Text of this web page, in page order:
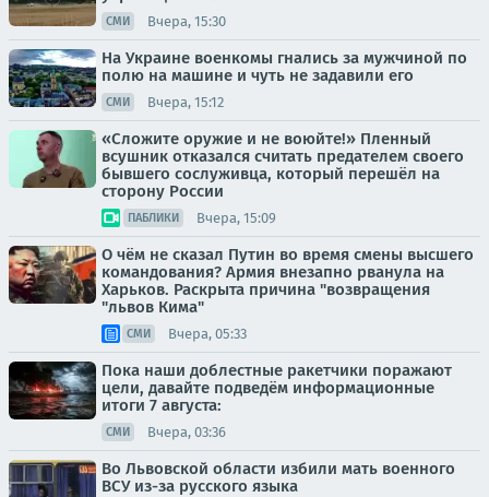
СМИ Вчера, 15:30
На Украине военкомы гнались за мужчиной по
полю на машине и чуть не задавили его
СМИ Вчера, 15:12
«Сложите оружие и не воюйте!» Пленный
всушник отказался считать предателем своего
бывшего сослуживца, который перешёл на
сторону России
ПАБЛИКИ Вчера, 15:09
О чём не сказал Путин во время смены высшего
командования? Армия внезапно рванула на
Харьков. Раскрыта причина "возвращения
"львов Кима"
СМИ Вчера, 05:33
Пока наши доблестные ракетчики поражают
цели, давайте подведём информационные
итоги 7 августа:
СМИ Вчера, 03:36
Во Львовской области избили мать военного
ВСУ из-за русского языка